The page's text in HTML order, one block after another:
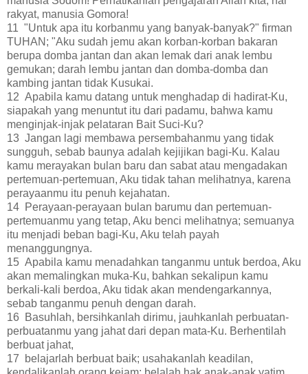
rakyat, manusia Gomora!
11 "Untuk apa itu korbanmu yang banyak-banyak?" firman
TUHAN; "Aku sudah jemu akan korban-korban bakaran
berupa domba jantan dan akan lemak dari anak lembu
gemukan; darah lembu jantan dan domba-domba dan
kambing jantan tidak Kusukai.
12 Apabila kamu datang untuk menghadap di hadirat-Ku,
siapakah yang menuntut itu dari padamu, bahwa kamu
menginjak-injak pelataran Bait Suci-Ku?
13 Jangan lagi membawa persembahanmu yang tidak
sungguh, sebab baunya adalah kejijikan bagi-Ku. Kalau
kamu merayakan bulan baru dan sabat atau mengadakan
pertemuan-pertemuan, Aku tidak tahan melihatnya, karena
perayaanmu itu penuh kejahatan.
14 Perayaan-perayaan bulan barumu dan pertemuan-
pertemuanmu yang tetap, Aku benci melihatnya; semuanya
itu menjadi beban bagi-Ku, Aku telah payah
menanggungnya.
15 Apabila kamu menadahkan tanganmu untuk berdoa, Aku
akan memalingkan muka-Ku, bahkan sekalipun kamu
berkali-kali berdoa, Aku tidak akan mendengarkannya,
sebab tanganmu penuh dengan darah.
16 Basuhlah, bersihkanlah dirimu, jauhkanlah perbuatan-
perbuatanmu yang jahat dari depan mata-Ku. Berhentilah
berbuat jahat,
17 belajarlah berbuat baik; usahakanlah keadilan,